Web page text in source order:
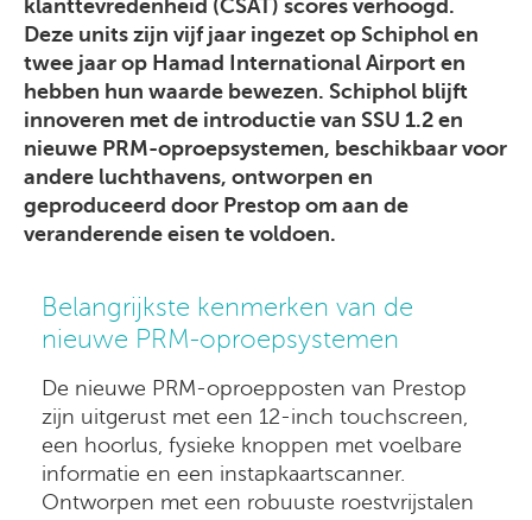
klanttevredenheid (CSAT) scores verhoogd.
Deze units zijn vijf jaar ingezet op Schiphol en
twee jaar op Hamad International Airport en
hebben hun waarde bewezen. Schiphol blijft
innoveren met de introductie van SSU 1.2 en
nieuwe PRM-oproepsystemen, beschikbaar voor
andere luchthavens, ontworpen en
geproduceerd door Prestop om aan de
veranderende eisen te voldoen.
Belangrijkste kenmerken van de
nieuwe PRM-oproepsystemen
De nieuwe PRM-oproepposten van Prestop
zijn uitgerust met een 12-inch touchscreen,
een hoorlus, fysieke knoppen met voelbare
informatie en een instapkaartscanner.
Ontworpen met een robuuste roestvrijstalen